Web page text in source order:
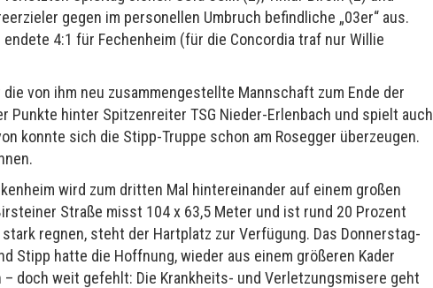
gegen im personellen Umbruch befindliche „03er“ aus.
4:1 für Fechenheim (für die Concordia traf nur Willie
von ihm neu zusammengestellte Mannschaft zum Ende der
Punkte hinter Spitzenreiter TSG Nieder-Erlenbach und spielt auch
konnte sich die Stipp-Truppe schon am Rosegger überzeugen.
wird zum dritten Mal hintereinander auf einem großen
Straße misst 104 x 63,5 Meter und ist rund 20 Prozent
regnen, steht der Hartplatz zur Verfügung. Das Donnerstag-
Stipp hatte die Hoffnung, wieder aus einem größeren Kader
doch weit gefehlt: Die Krankheits- und Verletzungsmisere geht